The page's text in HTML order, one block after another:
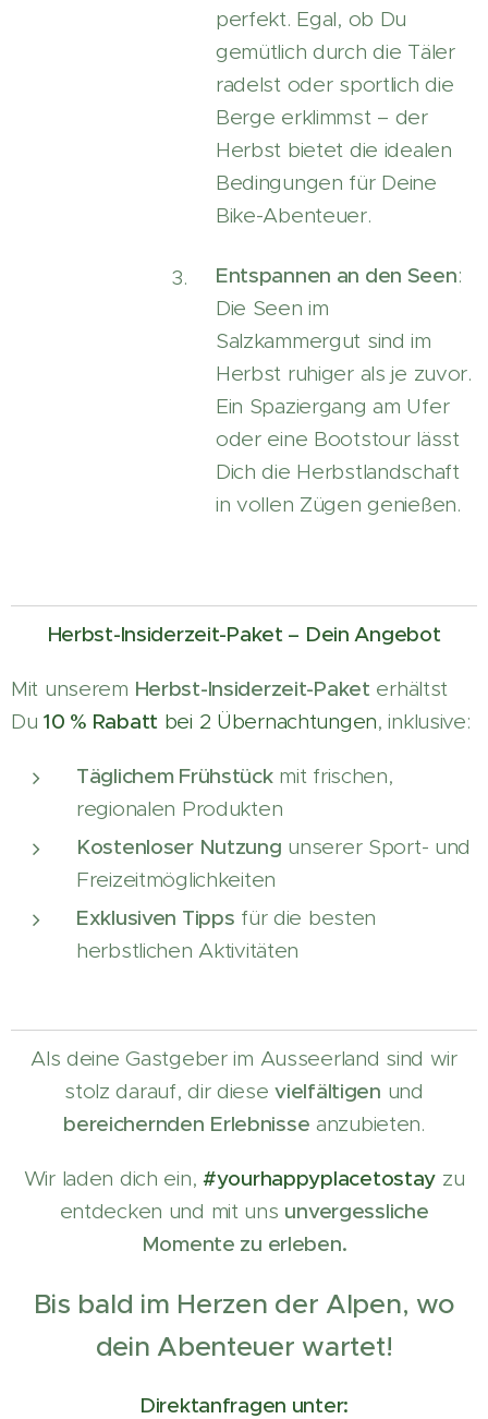
perfekt. Egal, ob Du
gemütlich durch die Täler
radelst oder sportlich die
Berge erklimmst – der
Herbst bietet die idealen
Bedingungen für Deine
Bike-Abenteuer.
Entspannen an den Seen:
Die Seen im
Salzkammergut sind im
Herbst ruhiger als je zuvor.
Ein Spaziergang am Ufer
oder eine Bootstour lässt
Dich die Herbstlandschaft
in vollen Zügen genießen.
Herbst-Insiderzeit-Paket – Dein Angebot
Mit unserem Herbst-Insiderzeit-Paket erhältst
Du10 % Rabatt bei 2 Übernachtungen, inklusive:
Täglichem Frühstückmit frischen,
regionalen Produkten
Kostenloser Nutzung unserer Sport- und
Freizeitmöglichkeiten
Exklusiven Tipps für die besten
herbstlichen Aktivitäten
Als deine Gastgeber im Ausseerland sind wir
stolz darauf, dir diesevielfältigen und
bereichernden Erlebnisse anzubieten.
Wir laden dich ein,#yourhappyplacetostay zu
entdecken und mit uns unvergessliche
Momente zu erleben.
Bis bald im Herzen der Alpen, wo
dein Abenteuer wartet!
Direktanfragen unter: